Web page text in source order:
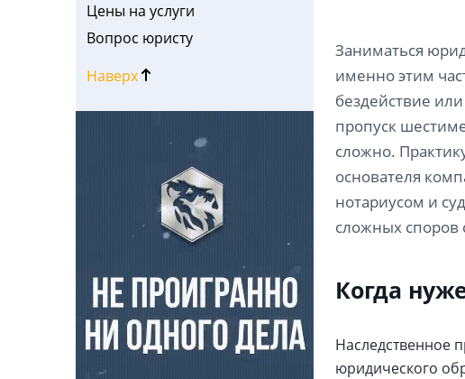
Цены на услуги
Вопрос юристу
Наверх
Заниматься
именно этим
бездействие
пропуск
сложно.
основателя
нотариусом и
сложных споров
Когда
Наследственное
юридического